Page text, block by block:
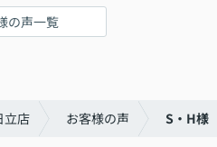
の声一覧
立店 お客様の声 S・H様